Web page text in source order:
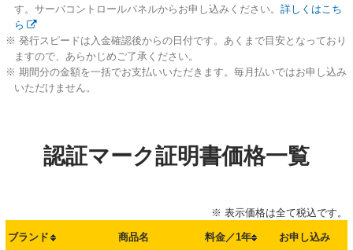
す。サーバコントロールパネルからお申し込みください。詳しくはこち
ら
※ 発行スピードは入金確認後からの日付です。あくまで目安となっており
ますので、あらかじめご了承ください。
※ 期間分の金額を一括でお支払いいただきます。毎月払いではお申し込み
いただけません。
認証マーク証明書価格一覧
※ 表示価格は全て税込です。
ブランド 商品名 料金／1年 お申し込み